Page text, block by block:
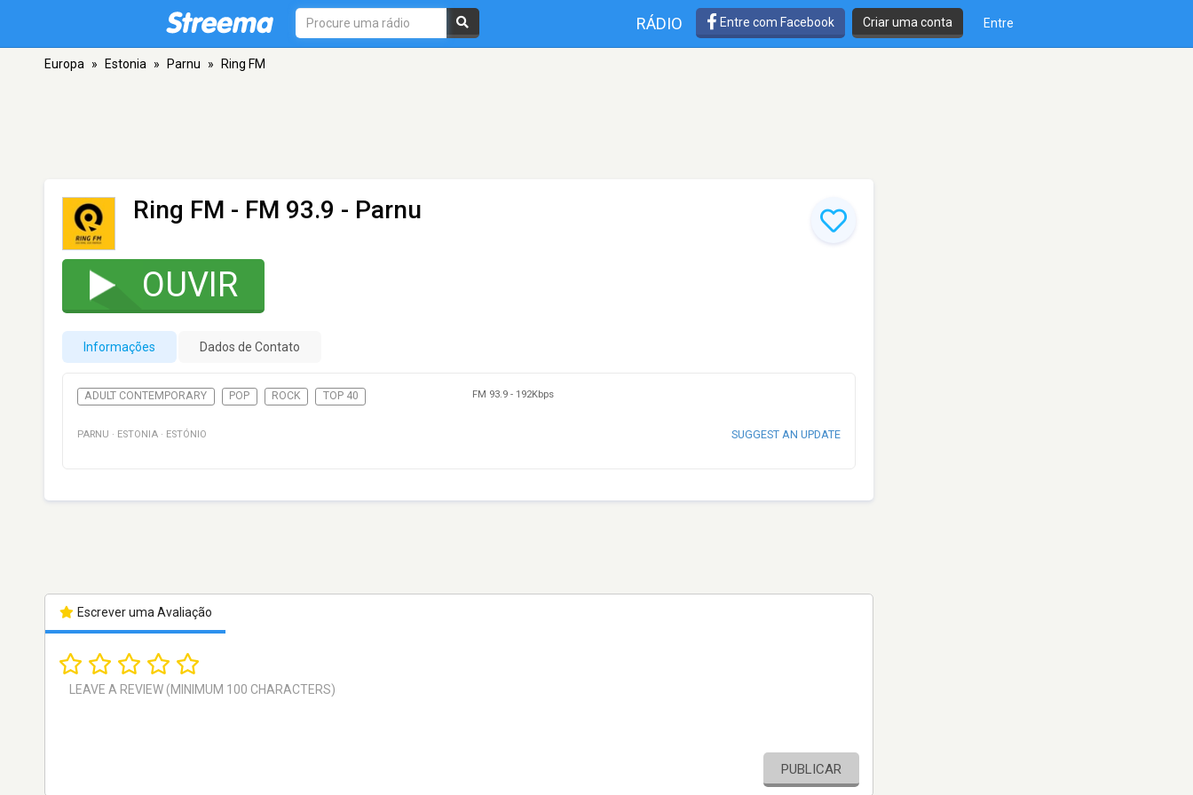
RÁDIO Entre com Facebook Criar uma conta Entre
Europa » Estonia » Parnu » Ring FM
Ring FM - FM 93.9 - Parnu
OUVIR
Informações Dados de Contato
ADULT CONTEMPORARY POP ROCK TOP 40 FM 93.9 - 192Kbps
PARNU · ESTONIA · ESTÓNIO SUGGEST AN UPDATE
Escrever uma Avaliação
PUBLICAR